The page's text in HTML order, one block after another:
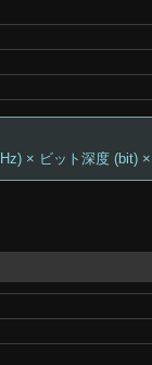
× ビット深度 (bit)